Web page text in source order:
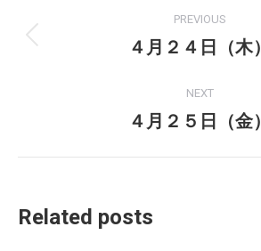
navigation
PREVIOUS
Previous
４月２４日（木）
NEXT
Next
４月２５日（金）
Related posts